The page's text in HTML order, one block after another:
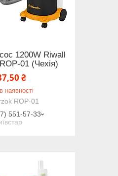
1200W Riwall
01 (Чехія)
₴
наявності
ROP-01
551-57-33